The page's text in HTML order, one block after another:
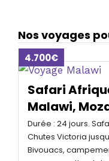
Nos voyages
4.700€
Safari
Malawi,
Durée : 24 jours.
Chutes Victoria
Bivouacs,